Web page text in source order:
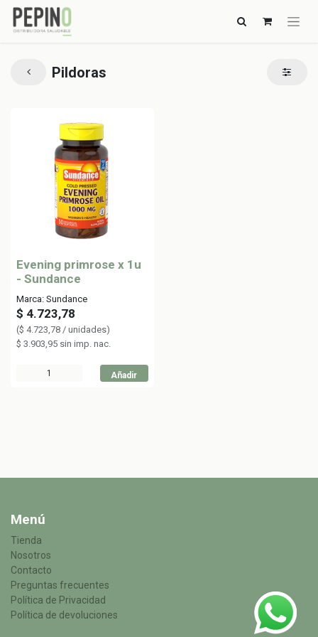
Pildoras
Evening primrose x 1u
- Sundance
Marca: Sundance
$ 4.723,78
($ 4.723,78 / unidades)
$ 3.903,95 sin imp. nac.
Añadir
Menú
Tienda
Nosotros
Contacto
Preguntas frecuentes
Política de Privacidad
Política de devoluciones